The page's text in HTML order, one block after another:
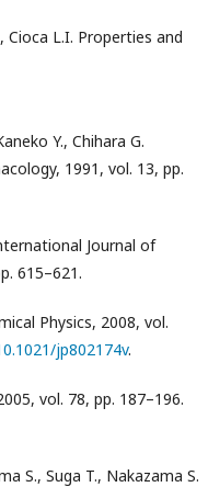
Cioca L.I. Properties and
Y., Chihara G.
1991, vol. 13, pp.
Journal of
615–621.
Physics, 2008, vol.
jp802174v.
vol. 78, pp. 187–196.
S., Suga T., Nakazama S.